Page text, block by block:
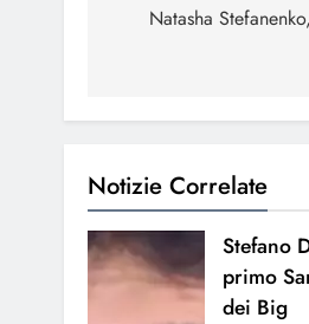
articoli
Natasha
Notizie Correlate
Stefano
primo
dei Big